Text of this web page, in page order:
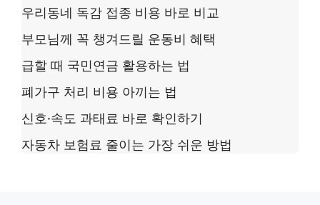
우리동네 독감 접종 비용 바로 비교
부모님께 꼭 챙겨드릴 운동비 혜택
급할 때 국민연금 활용하는 법
폐가구 처리 비용 아끼는 법
신호·속도 과태료 바로 확인하기
자동차 보험료 줄이는 가장 쉬운 방법